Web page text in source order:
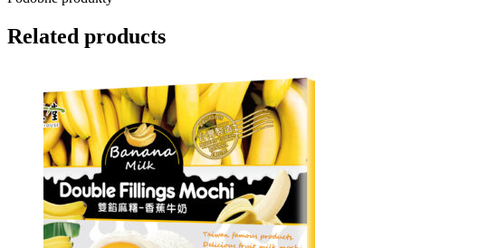
Related products